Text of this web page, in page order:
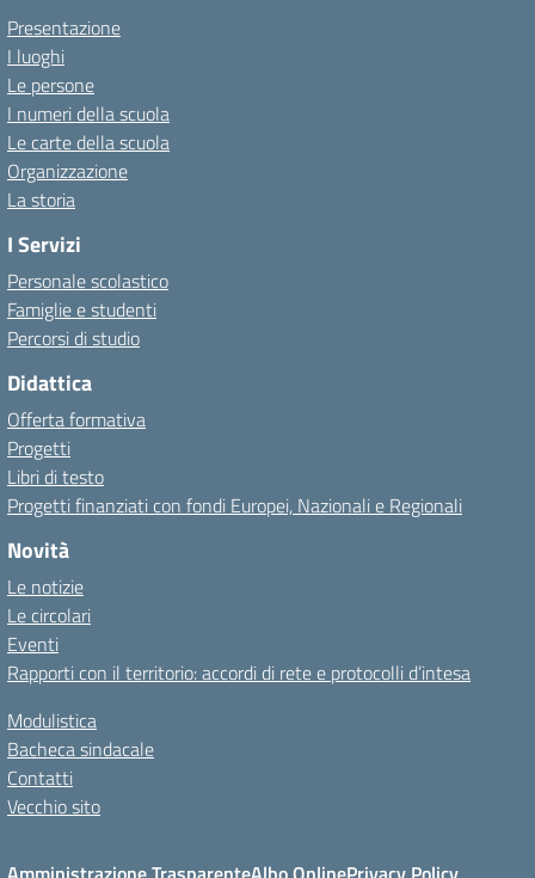
Presentazione
I luoghi
Le persone
I numeri della scuola
Le carte della scuola
Organizzazione
La storia
I Servizi
Personale scolastico
Famiglie e studenti
Percorsi di studio
Didattica
Offerta formativa
Progetti
Libri di testo
Progetti finanziati con fondi Europei, Nazionali e Regionali
Novità
Le notizie
Le circolari
Eventi
Rapporti con il territorio: accordi di rete e protocolli d’intesa
Modulistica
Bacheca sindacale
Contatti
Vecchio sito